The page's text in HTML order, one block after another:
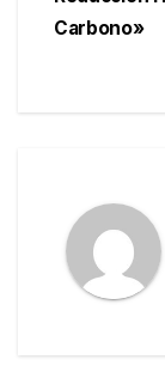
Carbono»